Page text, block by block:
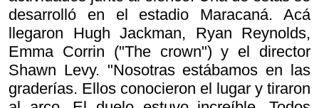
desarrolló en el estadio Maracaná. Acá
llegaron Hugh Jackman, Ryan Reynolds,
Emma Corrin ("The crown") y el director
Shawn Levy. "Nosotras estábamos en las
graderías. Ellos conocieron el lugar y tiraron